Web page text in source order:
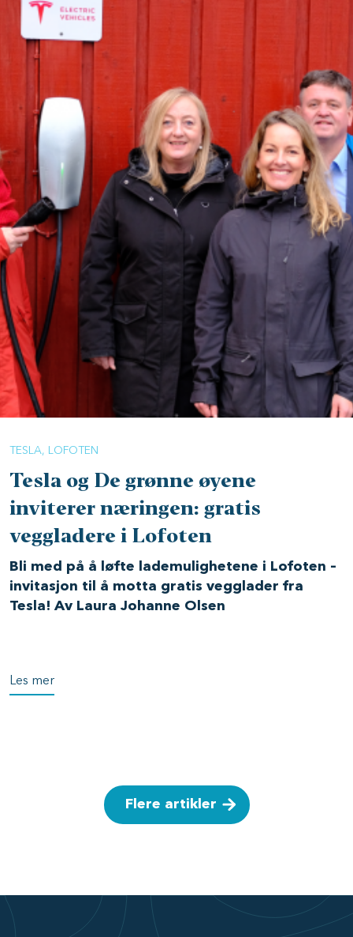
TESLA LOFOTEN
Tesla og De grønne øyene
inviterer næringen: gratis
veggladere i Lofoten
Bli med på å løfte lademulighetene i Lofoten –
invitasjon til å motta gratis vegglader fra
Tesla! Av Laura Johanne Olsen
Les mer
Flere artikler